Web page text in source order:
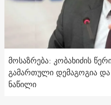
მოსაზრება: კობახიძის
გამართული დემაგოგია და
ნაწილი